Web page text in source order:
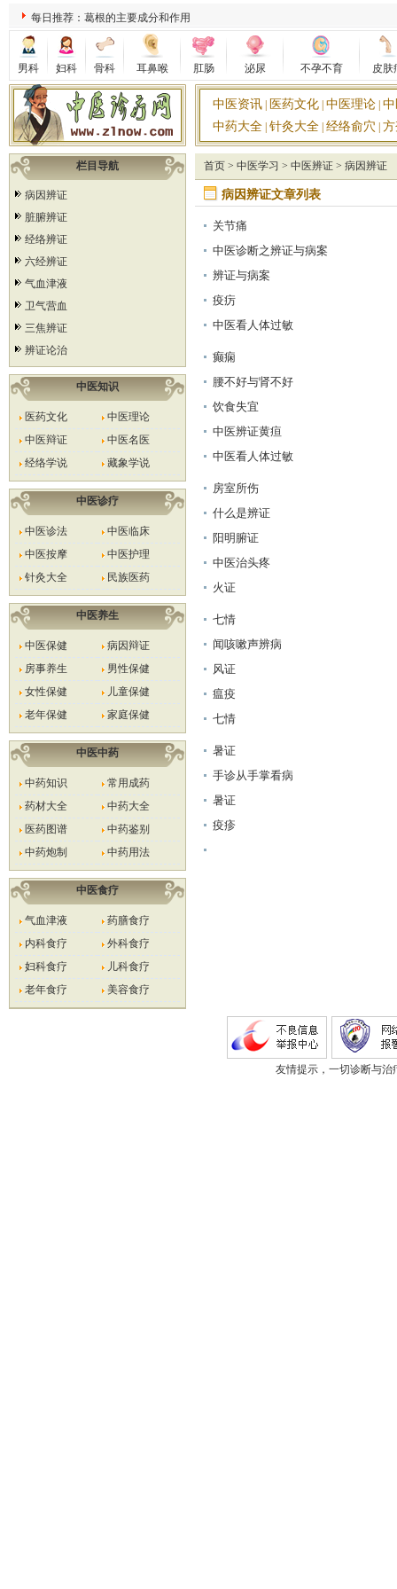
每日推荐：葛根的主要成分和作用
男科 妇科 骨科 耳鼻喉 肛肠 泌尿 不孕不育 皮肤
中医资讯 医药文化 中医理论
中药大全 针灸大全 经络俞穴
栏目导航
病因辨证
脏腑辨证
经络辨证
六经辨证
气血津液
卫气营血
三焦辨证
辨证论治
中医知识
医药文化
中医理论
中医辩证
中医名医
经络学说
藏象学说
中医诊疗
中医诊法
中医临床
中医按摩
中医护理
针灸大全
民族医药
中医养生
中医保健
病因辩证
房事养生
男性保健
女性保健
儿童保健
老年保健
家庭保健
中医中药
中药知识
常用成药
药材大全
中药大全
医药图谱
中药鉴别
中药炮制
中药用法
中医食疗
气血津液
药膳食疗
内科食疗
外科食疗
妇科食疗
儿科食疗
老年食疗
美容食疗
首页 > 中医学习 > 中医辨证 > 病因辨证
病因辨证文章列表
关节痛
中医诊断之辨证与病案
辨证与病案
疫疠
中医看人体过敏
癫痫
腰不好与肾不好
饮食失宜
中医辨证黄疸
中医看人体过敏
房室所伤
什么是辨证
阳明腑证
中医治头疼
火证
七情
闻咳嗽声辨病
风证
瘟疫
七情
暑证
手诊从手掌看病
暑证
疫疹
友情提示，一切诊断与治